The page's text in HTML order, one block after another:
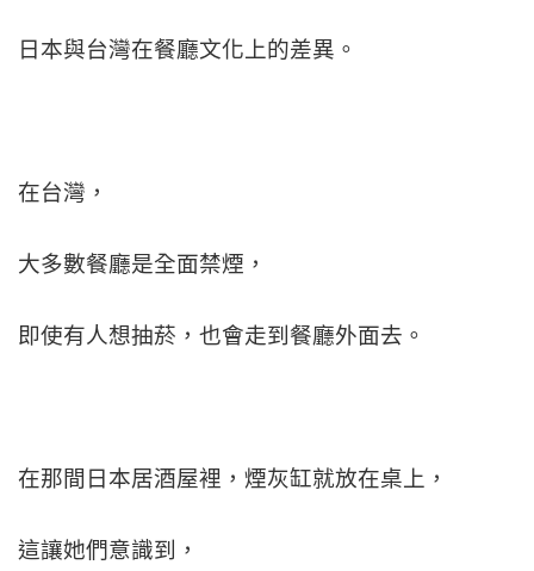
日本與台灣在餐廳文化上的差異。
在台灣，
大多數餐廳是全面禁煙，
即使有人想抽菸，也會走到餐廳外面去。
在那間日本居酒屋裡，煙灰缸就放在桌上，
這讓她們意識到，